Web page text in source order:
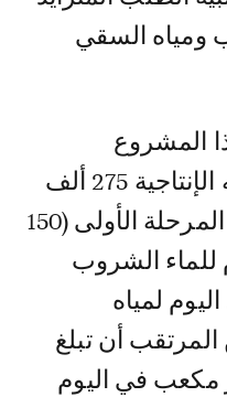
ومياه السقي
المشروع
الطموح، الذي تبلغ طاقته الإنتاجية 275 ألف
متر مكعب في اليوم في المرحلة الأولى (150
للماء الشروب
لمياه
2018، ومن المرتقب أن تبلغ
ألف متر مكعب في اليوم